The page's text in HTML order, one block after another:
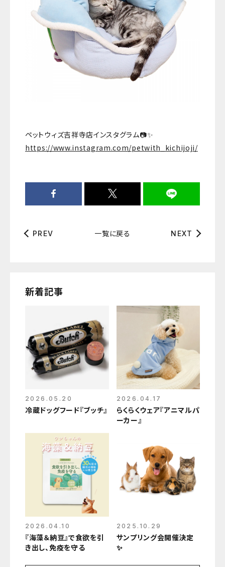
ペットウィズ吉祥寺店インスタグラム📷✨
https://www.instagram.com/petwith_kichijoji/
PREV 一覧に戻る NEXT
新着記事
2026.05.20
冷蔵ドッグフード『ブッチ』
2026.04.17
らくらくウェア『アニマルパ
ーカー』
2026.04.10
『海藻＆納豆』で食欲を引
き出し、免疫を守る
2025.10.29
サンプリング会開催決定
✨